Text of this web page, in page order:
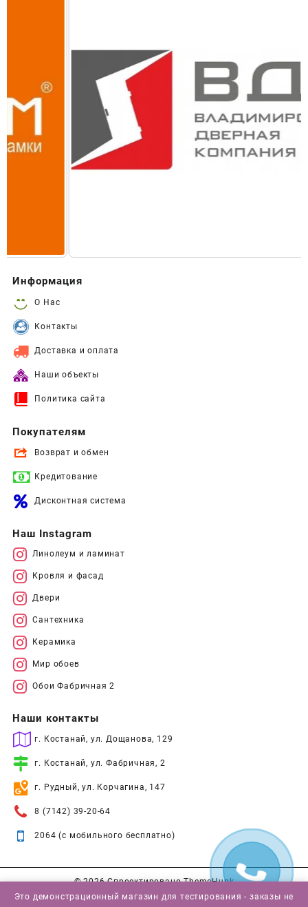
Информация
О Нас
Контакты
Доставка и оплата
Наши объекты
Политика сайта
Покупателям
Возврат и обмен
Кредитование
Дисконтная система
Наш Instagram
Линолеум и ламинат
Кровля и фасад
Двери
Сантехника
Керамика
Мир обоев
Обои Фабричная 2
Наши контакты
г. Костанай, ул. Дощанова, 129
г. Костанай, ул. Фабричная, 2
г. Рудный, ул. Корчагина, 147
8 (7142) 39-20-64
2064 (с мобильного бесплатно)
© 2026Спроектировано ThemeHunk
Это демонстрационный магазин для тестирования - заказы не